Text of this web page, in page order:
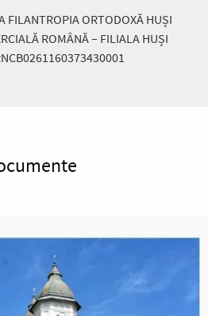
FILANTROPIA ORTODOXĂ HUȘI
ROMÂNĂ – FILIALA HUȘI